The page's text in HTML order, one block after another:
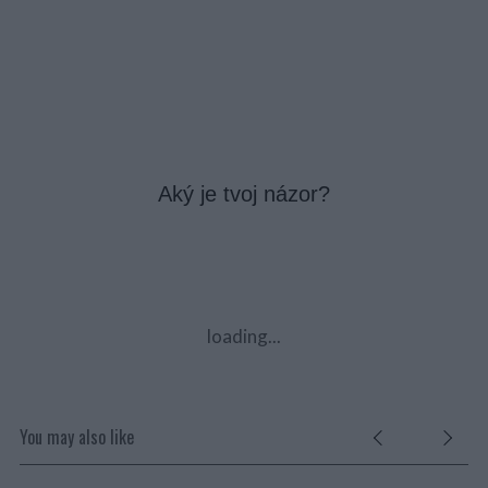
Aký je tvoj názor?
loading...
You may also like